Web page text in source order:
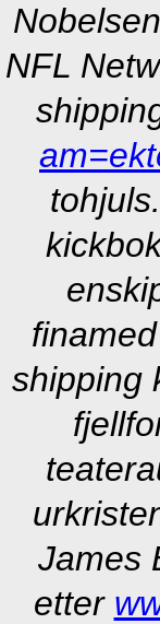
NFL
shipping
James
etter